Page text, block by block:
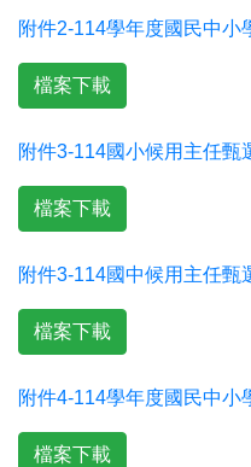
附件2-114學年度國民中小
檔案下載
附件3-114國小候用主任甄
檔案下載
附件3-114國中候用主任甄
檔案下載
附件4-114學年度國民中小
檔案下載